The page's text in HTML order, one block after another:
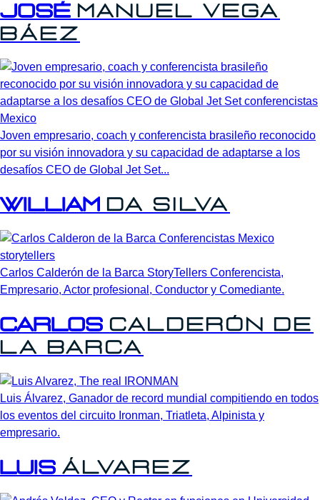
José Manuel Vega
Báez
Joven empresario, coach y conferencista brasileño reconocido
por su visión innovadora y su capacidad de adaptarse a los
desafíos CEO de Global Jet Set...
William Da Silva
Carlos Calderón de la Barca StoryTellers Conferencista,
Empresario, Actor profesional, Conductor y Comediante.
Carlos Calderón
de
la
Barca
Luis Álvarez, Ganador de record mundial compitiendo en todos
los eventos del circuito Ironman, Triatleta, Alpinista y
empresario.
Luis Álvarez